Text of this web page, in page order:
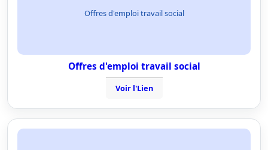
Offres d'emploi travail social
Offres d'emploi travail social
Voir l'Lien